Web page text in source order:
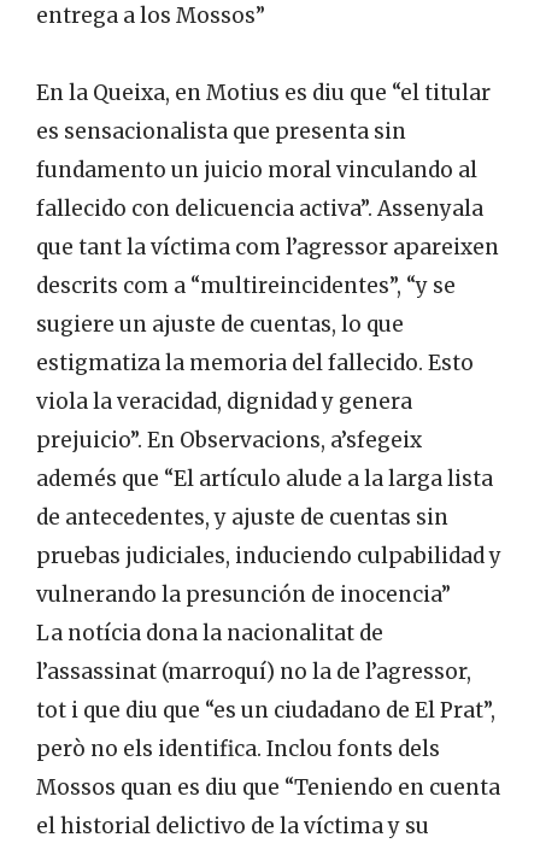
entrega a los Mossos”
En la Queixa, en Motius es diu que “el titular
es sensacionalista que presenta sin
fundamento un juicio moral vinculando al
fallecido con delicuencia activa”. Assenyala
que tant la víctima com l’agressor apareixen
descrits com a “multireincidentes”, “y se
sugiere un ajuste de cuentas, lo que
estigmatiza la memoria del fallecido. Esto
viola la veracidad, dignidad y genera
prejuicio”. En Observacions, a’sfegeix
ademés que “El artículo alude a la larga lista
de antecedentes, y ajuste de cuentas sin
pruebas judiciales, induciendo culpabilidad y
vulnerando la presunción de inocencia”
La notícia dona la nacionalitat de
l’assassinat (marroquí) no la de l’agressor,
tot i que diu que “es un ciudadano de El Prat”,
però no els identifica. Inclou fonts dels
Mossos quan es diu que “Teniendo en cuenta
el historial delictivo de la víctima y su